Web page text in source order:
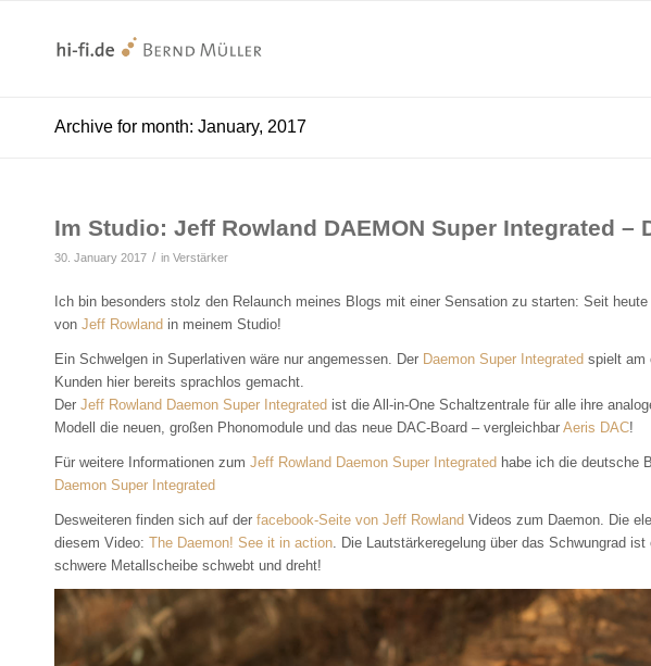
Archive for month: January, 2017
Im Studio: Jeff Rowland DAEMON Super Integrated –
30. January 2017 / in Verstärker
Ich bin besonders stolz den Relaunch meines Blogs mit einer Sensation zu starten: Seit
von Jeff Rowland in meinem Studio!
Ein Schwelgen in Superlativen wäre nur angemessen. Der Daemon Super Integrated spielt am
Kunden hier bereits sprachlos gemacht.
Der Jeff Rowland Daemon Super Integrated ist die All-in-One Schaltzentrale für alle ihre
Modell die neuen, großen Phonomodule und das neue DAC-Board – vergleichbar Aeris DAC!
Für weitere Informationen zum Jeff Rowland Daemon Super Integrated habe ich die deutsche
Daemon Super Integrated
Desweiteren finden sich auf der facebook-Seite von Jeff Rowland Videos zum Daemon. Die
diesem Video: The Daemon! See it in action. Die Lautstärkeregelung über das Schwungrad
schwere Metallscheibe schwebt und dreht!